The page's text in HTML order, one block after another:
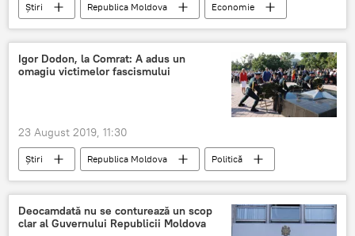
Știri Republica Moldova
Economie
euro
dolar Curs valutar
Igor Dodon, la Comrat: A adus un
omagiu victimelor fascismului
23 August 2019, 11:30
Știri Republica Moldova
Politică
Fascism
razboi Comrat
Deocamdată nu se conturează un scop
clar al Guvernului Republicii Moldova